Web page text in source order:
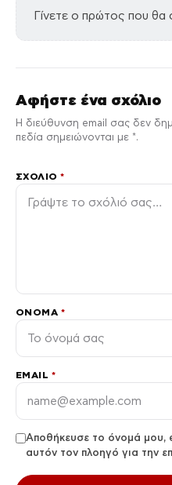
Γίνετε ο πρώτος που θα
Αφήστε ένα σχόλιο
Η διεύθυνση email σας δεν
πεδία σημειώνονται με *.
ΣΧΌΛΙΟ*
ΌΝΟΜΑ *
EMAIL *
Αποθήκευσε το όνομά μου,
αυτόν τον πλοηγό για την